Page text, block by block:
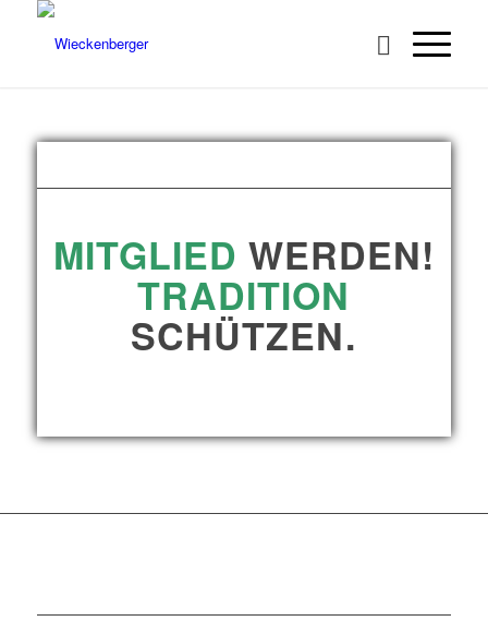
MITGLIED WERDEN!
TRADITION
SCHÜTZEN.